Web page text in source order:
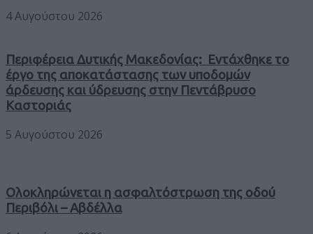
4 Αυγούστου 2026
Περιφέρεια Δυτικής Μακεδονίας: Εντάχθηκε το
έργο της αποκατάστασης των υποδομών
άρδευσης και ύδρευσης στην Πεντάβρυσο
Καστοριάς
5 Αυγούστου 2026
Ολοκληρώνεται η ασφαλτόστρωση της οδού
Περιβόλι – Αβδέλλα